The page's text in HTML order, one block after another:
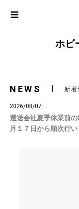
ホビ
NEWS 新着
2026/08/07
運送会社夏季休業前
月１７日から順次行い